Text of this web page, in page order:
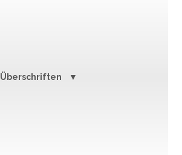
Überschriften